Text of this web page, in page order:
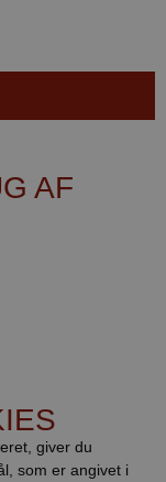
AF
giver du
som er angivet i